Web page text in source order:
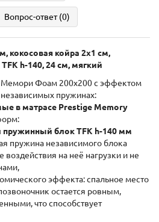
Вопрос-ответ(0)
кокосовая койра 2x1 см,
h-140, 24 см, мягкий
Мемори Фоам 200x200 с эффектом
пружинах:
в матрасе Prestige Memory
пружинный блок TFK h-140 мм
пружина независимого блока
на неё нагрузки и не
эффекта: спальное место
остается ровным,
что способствует